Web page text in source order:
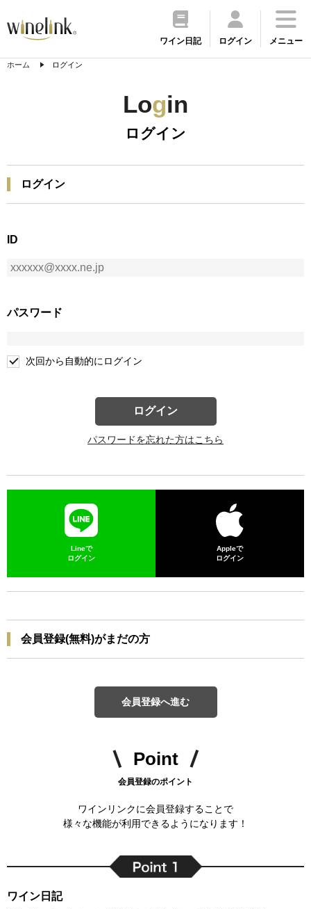
ワイン日記 ログイン メニュー
ホーム ログイン
Login
ログイン
ログイン
ID
パスワード
次回から自動的にログイン
ログイン
パスワードを忘れた方はこちら
Lineで
ログイン
Appleで
ログイン
会員登録(無料)がまだの方
会員登録へ進む
Point
会員登録のポイント
ワインリンクに会員登録することで
様々な機能が利用できるようになります！
ワイン日記